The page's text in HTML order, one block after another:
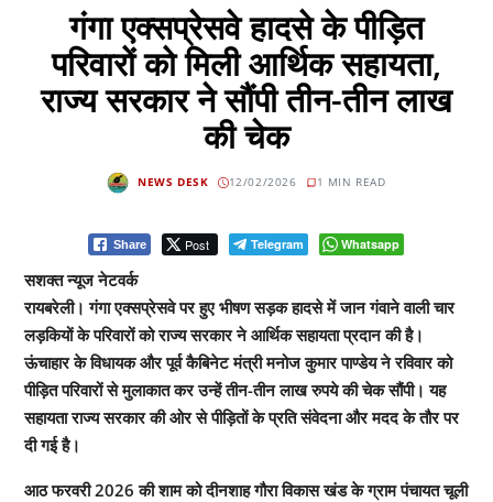
गंगा एक्सप्रेसवे हादसे के पीड़ित
परिवारों को मिली आर्थिक सहायता,
राज्य सरकार ने सौंपी तीन-तीन लाख
की चेक
NEWS DESK 12/02/2026 1 MIN READ
Share Post Telegram Whatsapp
सशक्त न्यूज नेटवर्क
रायबरेली। गंगा एक्सप्रेसवे पर हुए भीषण सड़क हादसे में जान गंवाने वाली चार
लड़कियों के परिवारों को राज्य सरकार ने आर्थिक सहायता प्रदान की है।
ऊंचाहार के विधायक और पूर्व कैबिनेट मंत्री मनोज कुमार पाण्डेय ने रविवार को
पीड़ित परिवारों से मुलाकात कर उन्हें तीन-तीन लाख रुपये की चेक सौंपी। यह
सहायता राज्य सरकार की ओर से पीड़ितों के प्रति संवेदना और मदद के तौर पर
दी गई है।
आठ फरवरी 2026 की शाम को दीनशाह गौरा विकास खंड के ग्राम पंचायत चूली